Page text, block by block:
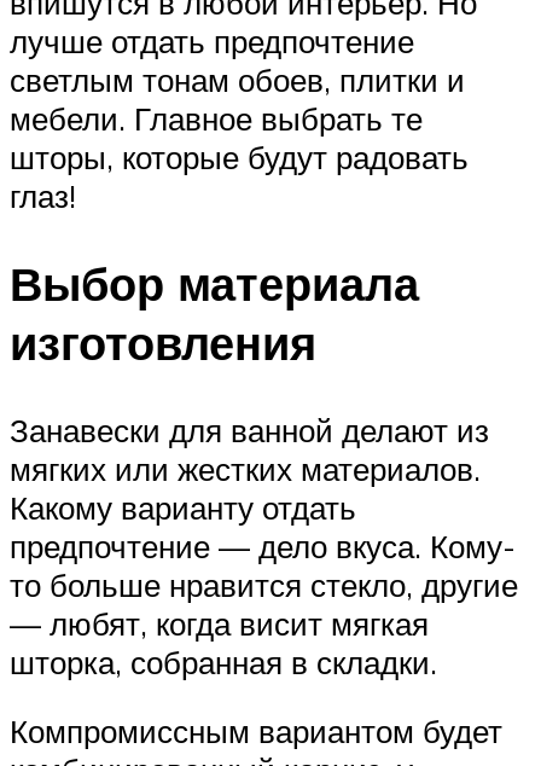
лучше отдать предпочтение
светлым тонам обоев, плитки и
мебели. Главное выбрать те
шторы, которые будут радовать
глаз!
Выбор материала
изготовления
Занавески для ванной делают из
мягких или жестких материалов.
Какому варианту отдать
предпочтение — дело вкуса. Кому-
то больше нравится стекло, другие
— любят, когда висит мягкая
шторка, собранная в складки.
Компромиссным вариантом будет